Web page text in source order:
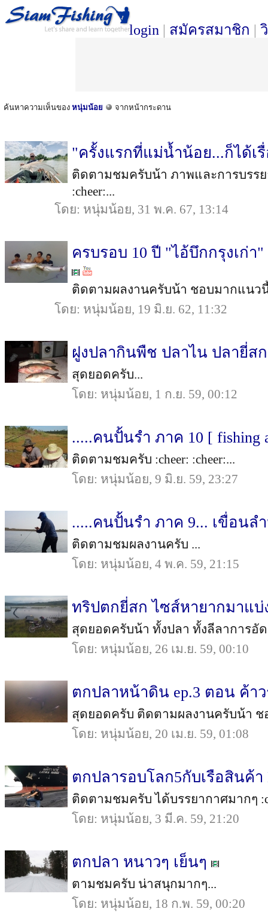
login | สมัครสมาชิก |
ค้นหาความเห็นของ หนุ่มน้อย จากหน้ากระดาน
"ครั้งแรกที่แม่น้ำน้อย...ก็ได้เรื่
ติดตามชมครับน้า ภาพและการบรร
:cheer:...
โดย: หนุ่มน้อย, 31 พ.ค. 67, 13:14
ครบรอบ 10 ปี "ไอ้บึกกรุงเก่
ติดตามผลงานครับน้า ชอบมากแนวนี้
โดย: หนุ่มน้อย, 19 มิ.ย. 62, 11:32
ฝูงปลากินพืช ปลาไน ปลายี่ส
สุดยอดครับ...
โดย: หนุ่มน้อย, 1 ก.ย. 59, 00:12
.....คนปั้นรำ ภาค 10 [ fishing
ติดตามชมครับ :cheer: :cheer:...
โดย: หนุ่มน้อย, 9 มิ.ย. 59, 23:27
.....คนปั้นรำ ภาค 9... เขื่อนล
ติดตามชมผลงานครับ ...
โดย: หนุ่มน้อย, 4 พ.ค. 59, 21:15
ทริปตกยี่สก ไซส์หายากมาแ
สุดยอดครับน้า ทั้งปลา ทั้งลีลาการอั
โดย: หนุ่มน้อย, 26 เม.ย. 59, 00:10
ตกปลาหน้าดิน ep.3 ตอน ค้า
สุดยอดครับ ติดตามผลงานครับน้า ชอ
โดย: หนุ่มน้อย, 20 เม.ย. 59, 01:08
ตกปลารอบโลก5กับเรือสินค้า
ติดตามชมครับ ได้บรรยากาศมากๆ
โดย: หนุ่มน้อย, 3 มี.ค. 59, 21:20
ตกปลา หนาวๆ เย็นๆ
ตามชมครับ น่าสนุกมากๆ...
โดย: หนุ่มน้อย, 18 ก.พ. 59, 00:20